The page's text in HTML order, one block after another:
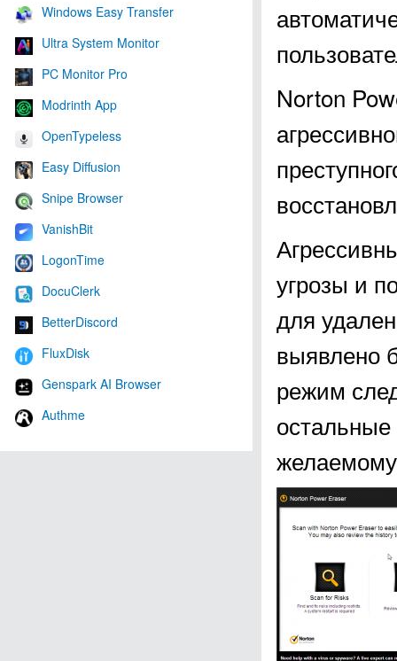
Windows Easy Transfer
Ultra System Monitor
PC Monitor Pro
Modrinth App
OpenTypeless
Easy Diffusion
Snipe Browser
VanishBit
LogonTime
DocuClerk
BetterDiscord
FluxDisk
Genspark AI Browser
Authme
Norton
угрозы и
для
выявлено
режим
желаемому